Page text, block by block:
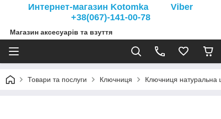
Интернет-магазин Kotomka Viber
+38(067)-141-00-78
Магазин аксесуарів та взуття
Товари та послуги Ключниця Ключниця натуральна